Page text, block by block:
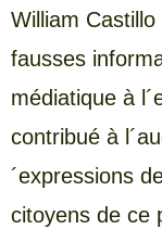
William
fausses
médiatique à
contribué à
´expressions
citoyens de ce